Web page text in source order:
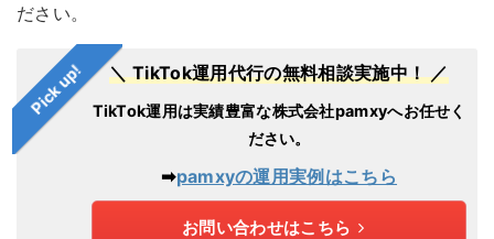
ださい。
Pick up! ＼ TikTok運用代行の無料相談実施中！ ／
TikTok運用は実績豊富な株式会社pamxyへお任せく
ださい。
➡︎pamxyの運用実例はこちら
お問い合わせはこちら